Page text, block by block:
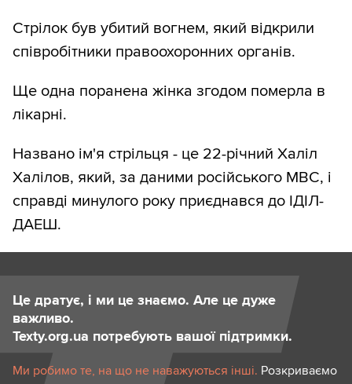
Стрілок був убитий вогнем, який відкрили
співробітники правоохоронних органів.
Ще одна поранена жінка згодом померла в
лікарні.
Названо ім'я стрільця - це 22-річний Халіл
Халілов, який, за даними російського МВС, і
справді минулого року приєднався до ІДІЛ-
ДАЕШ.
Це дратує, і ми це знаємо. Але це дуже
важливо.
Texty.org.ua потребують вашої підтримки.
Ми робимо те, на що не наважуються інші. Розкриваємо